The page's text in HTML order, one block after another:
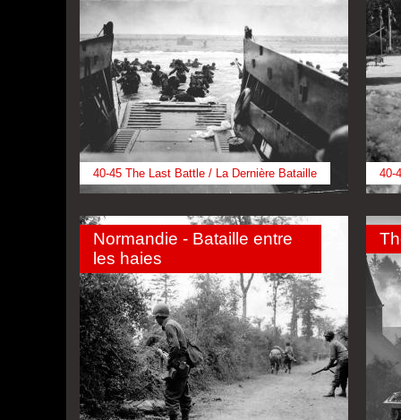
40-45 The Last Battle / La Dernière Bataille 40-
Normandie - Bataille entre
les haies